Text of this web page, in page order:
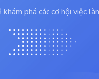
phá các cơ hội việc